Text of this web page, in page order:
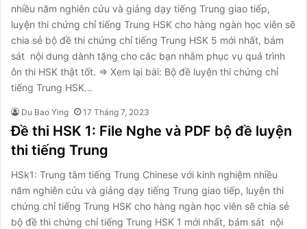
nhiều năm nghiên cứu và giảng dạy tiếng Trung giao tiếp,
luyện thi chứng chỉ tiếng Trung HSK cho hàng ngàn học viên sẽ
chia sẻ bộ đề thi chứng chỉ tiếng Trung HSK 5 mới nhất, bám
sát nội dung dành tặng cho các bạn nhằm phục vụ quá trình
ôn thi HSK thật tốt. ⇒ Xem lại bài: Bộ đề luyện thi chứng chỉ
tiếng Trung HSK…
Du Bao Ying 17 Tháng 7, 2023
Đề thi HSK 1: File Nghe và PDF bộ đề luyện
thi tiếng Trung
HSk1: Trung tâm tiếng Trung Chinese với kinh nghiệm nhiều
năm nghiên cứu và giảng dạy tiếng Trung giao tiếp, luyện thi
chứng chỉ tiếng Trung HSK cho hàng ngàn học viên sẽ chia sẻ
bộ đề thi chứng chỉ tiếng Trung HSK 1 mới nhất, bám sát nội